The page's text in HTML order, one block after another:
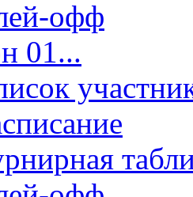
офф
01...